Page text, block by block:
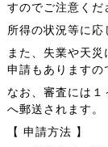
すのでご注意くだ
所得の状況等に応
また、失業や天
申請もありますの
なお、審査には１
へ郵送されます。
【 申請方法 】